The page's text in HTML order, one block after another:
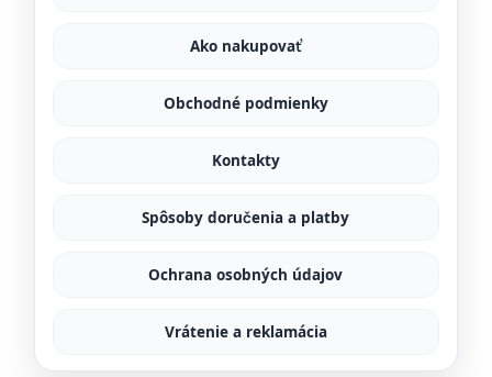
Ako nakupovať
Obchodné podmienky
Kontakty
Spôsoby doručenia a platby
Ochrana osobných údajov
Vrátenie a reklamácia